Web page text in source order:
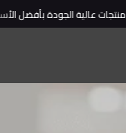
عالية الجودة بأفضل الأسعار